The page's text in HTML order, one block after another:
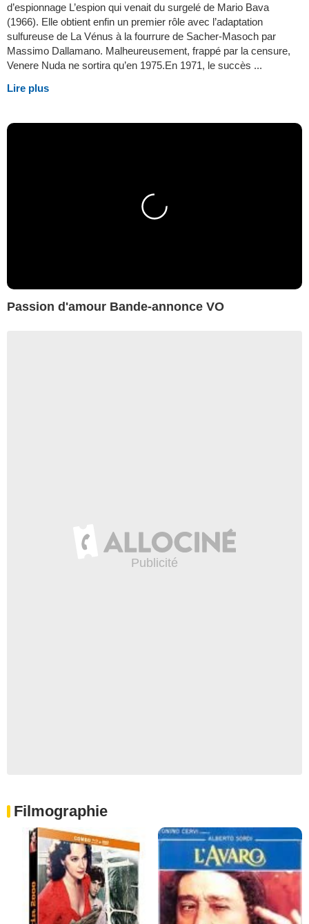
d’espionnage L’espion qui venait du surgelé de Mario Bava
(1966). Elle obtient enfin un premier rôle avec l’adaptation
sulfureuse de La Vénus à la fourrure de Sacher-Masoch par
Massimo Dallamano. Malheureusement, frappé par la censure,
Venere Nuda ne sortira qu’en 1975.En 1971, le succès ...
Lire plus
Passion d'amour Bande-annonce VO
Filmographie